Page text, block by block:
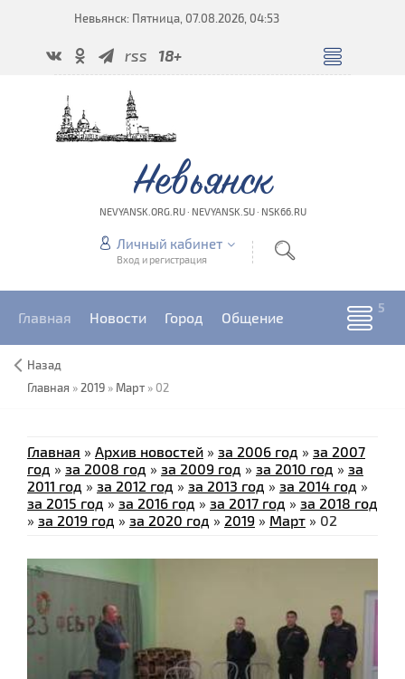
Невьянск: Пятница, 07.08.2026, 04:53
rss 18+
Невьянск
NEVYANSK.ORG.RU · NEVYANSK.SU · NSK66.RU
Личный кабинет
Вход и регистрация
Главная Новости Город Общение
Назад
Главная » 2019 » Март » 02
Главная » Архив новостей » за 2006 год » за 2007
год » за 2008 год » за 2009 год » за 2010 год » за
2011 год » за 2012 год » за 2013 год » за 2014 год »
за 2015 год » за 2016 год » за 2017 год » за 2018 год
» за 2019 год » за 2020 год » 2019 » Март » 02